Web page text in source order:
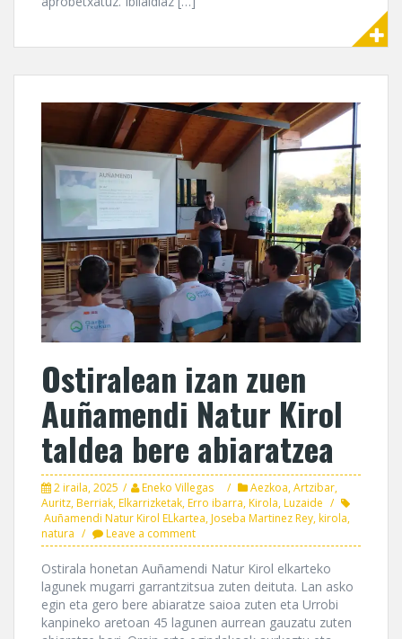
Ostiralean izan zuen
Auñamendi Natur Kirol
taldea bere abiaratzea
2 iraila, 2025 Eneko Villegas Aezkoa,Artzibar,
Auritz,Berriak,Elkarrizketak,Erro ibarra,Kirola,Luzaide
Auñamendi Natur Kirol ELkartea,Joseba Martinez Rey,kirola,
natura
Leave a comment
Ostirala honetan Auñamendi Natur Kirol elkarteko
lagunek mugarri garrantzitsua zuten deituta. Lan asko
egin eta gero bere abiaratze saioa zuten eta Urrobi
kanpineko aretoan 45 lagunen aurrean gauzatu zuten